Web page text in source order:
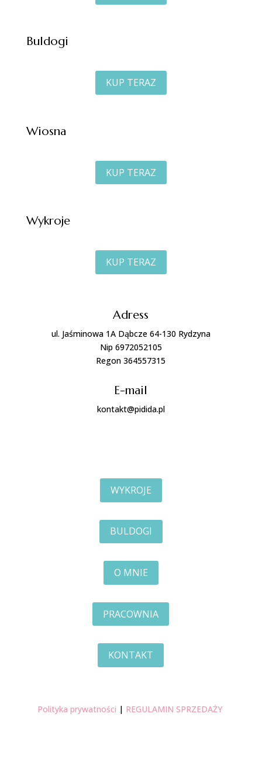
Buldogi
KUP TERAZ
Wiosna
KUP TERAZ
Wykroje
KUP TERAZ
Adress
ul. Jaśminowa 1A Dąbcze 64-130 Rydzyna
Nip 6972052105
Regon 364557315
E-mail
kontakt@pidida.pl
WYKROJE
BULDOGI
O MNIE
PRACOWNIA
KONTAKT
Polityka prywatności | REGULAMIN SPRZEDAŻY